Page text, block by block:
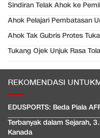
Sindiran Telak Ahok ke
Ahok Pelajari Pembatasan
Ahok Tak Gubris Protes
Tukang Ojek Unjuk Rasa
REKOMENDASI
EDUSPORTS: Beda Piala
Terbanyak dalam Sejarah,
Kanada